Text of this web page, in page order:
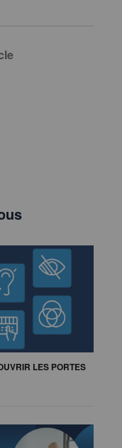
LES PORTES